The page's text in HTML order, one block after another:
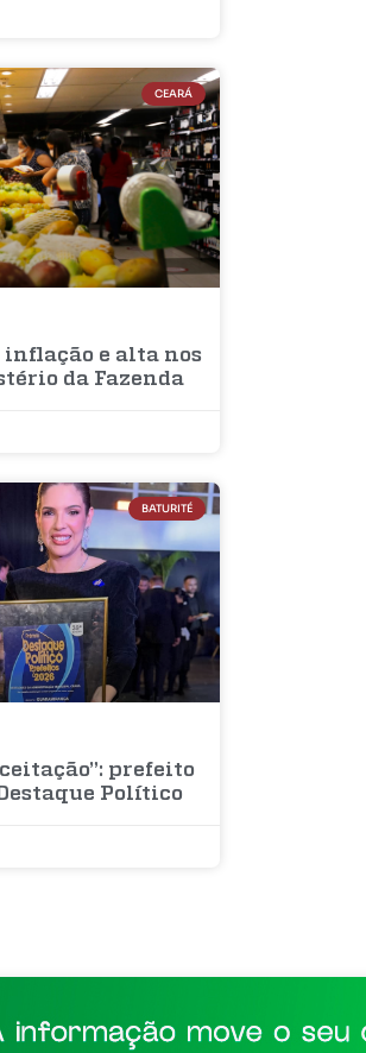
CEARÁ
e alta nos
da Fazenda
BATURITÉ
prefeito
Político